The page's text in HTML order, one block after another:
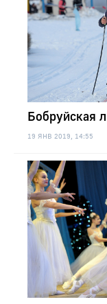
Бобруйская
19 ЯНВ 2019, 14:55